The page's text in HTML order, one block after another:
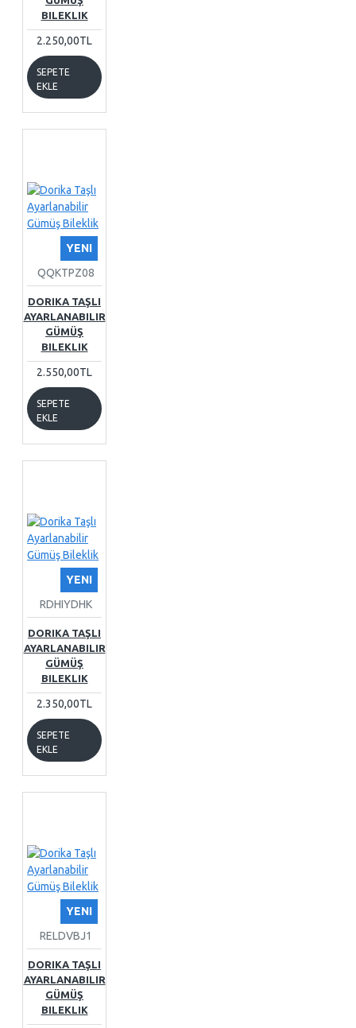
ürün119
ürün121
BILEKLIK
2.250,00TL
SEPETE
EKLE
YENI
QQKTPZ08
DORIKA TAŞLI
AYARLANABILIR
GÜMÜŞ
BILEKLIK
2.550,00TL
SEPETE
EKLE
YENI
RDHIYDHK
DORIKA TAŞLI
AYARLANABILIR
GÜMÜŞ
BILEKLIK
2.350,00TL
SEPETE
EKLE
YENI
RELDVBJ1
DORIKA TAŞLI
AYARLANABILIR
GÜMÜŞ
BILEKLIK